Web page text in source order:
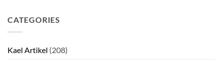
CATEGORIES
Kael Artikel (208)